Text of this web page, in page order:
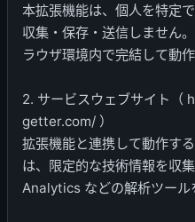
本拡張機能は、個人を特定
収集・保存・送信しません
ラウザ環境内で完結して動作
2. サービスウェブサイト
getter.com/ ）
拡張機能と連携して動作す
は、限定的な技術情報を収
Analytics などの解析ツール